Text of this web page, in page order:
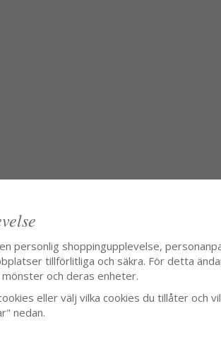
personlig shoppingupplevelse,
tillförlitliga och säkra. För detta
och deras enheter.
eller välj vilka cookies du tillåter och
nedan.